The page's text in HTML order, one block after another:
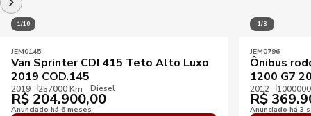
1/10
JEM0145
Van Sprinter CDI 415 Teto Alto Luxo
2019 COD.145
2019 257000 Km Diesel
R$ 204.900,00
Anunciado há 6 meses
1/8
JEM0796
Ônibus
1200 G7
2012
R$
Anunciado há 3